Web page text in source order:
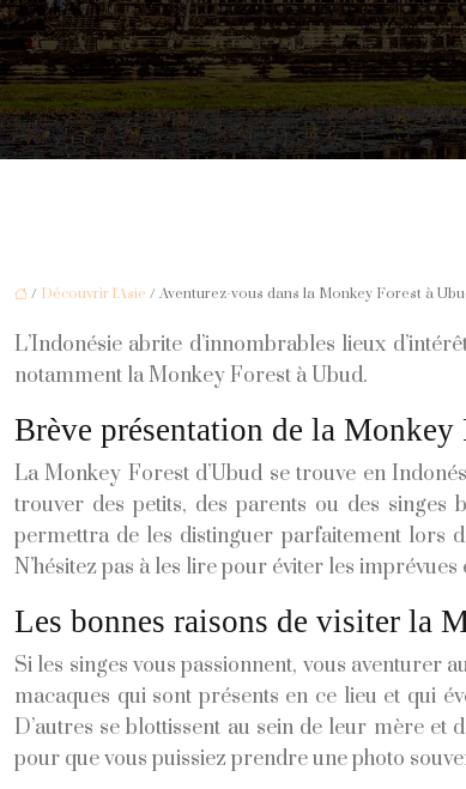
/ Découvrir l'Asie / Aventurez-vous dans la Monkey Forest à
L’Indonésie abrite d’innombrables lieux
notamment la Monkey Forest à Ubud.
Brève présentation de la Monkey
La Monkey Forest d’Ubud se trouve en
trouver des petits, des parents ou des
permettra de les distinguer parfaitement lors
N’hésitez pas à les lire pour éviter les
Les bonnes raisons de visiter la
Si les singes vous passionnent, vous
macaques qui sont présents en ce lieu et qui
D’autres se blottissent au sein de leur mère et
pour que vous puissiez prendre une photo